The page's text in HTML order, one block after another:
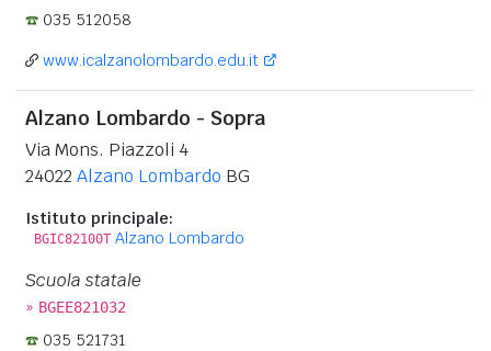
035 512058
www.icalzanolombardo.edu.it
Alzano Lombardo - Sopra
Via Mons. Piazzoli 4
24022 Alzano Lombardo BG
Istituto principale:
BGIC82100T Alzano Lombardo
Scuola statale
» BGEE821032
035 521731